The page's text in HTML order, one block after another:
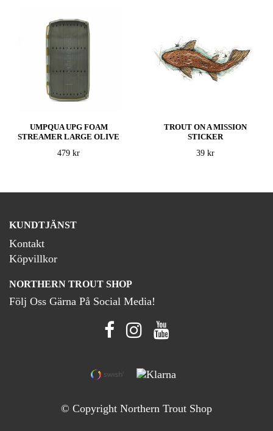
UMPQUA UPG FOAM
STREAMER LARGE OLIVE
479 kr
TROUT ON A MISSION
STICKER
39 kr
KUNDTJÄNST
Kontakt
Köpvillkor
NORTHERN TROUT SHOP
Följ Oss Gärna På Social Media!
© Copyright Northern Trout Shop